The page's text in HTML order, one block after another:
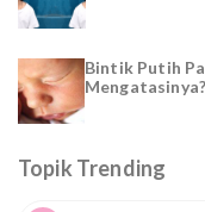
Bintik Putih
Mengatasinya?
Topik Trending